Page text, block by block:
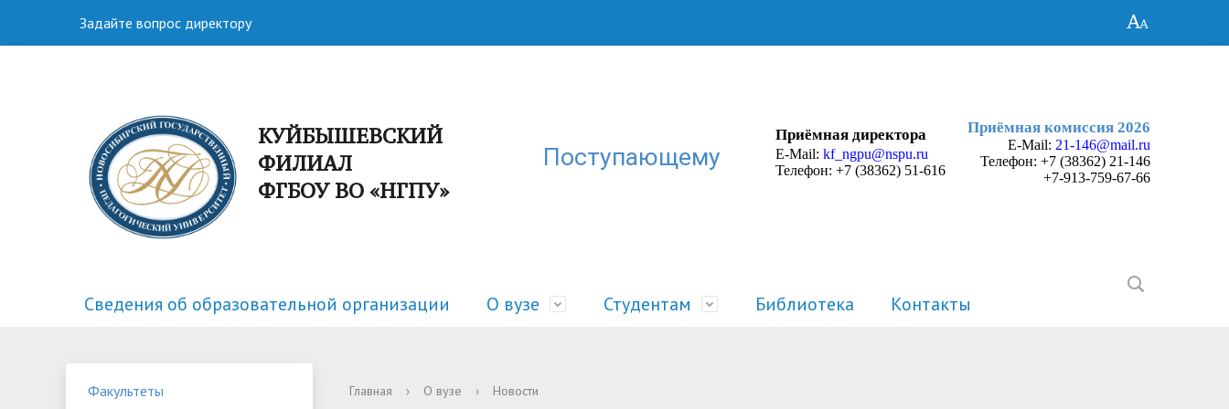
Задайте вопрос директору
КУЙБЫШЕВСКИЙ
ФИЛИАЛ
ФГБОУ ВО «НГПУ»
Поступающему
Приёмная директора
E-Mail: kf_ngpu@nspu.ru
Телефон: +7 (38362) 51-616
Приёмная комиссия 2026
E-Mail: 21-146@mail.ru
Телефон: +7 (38362) 21-146
+7-913-759-67-66
Сведения об образовательной организации О вузе
Факультеты Структура
Студентам
Спортивная жизнь Научная жизнь
Библиотека Контакты
Факультеты
Главная › О вузе › Новости